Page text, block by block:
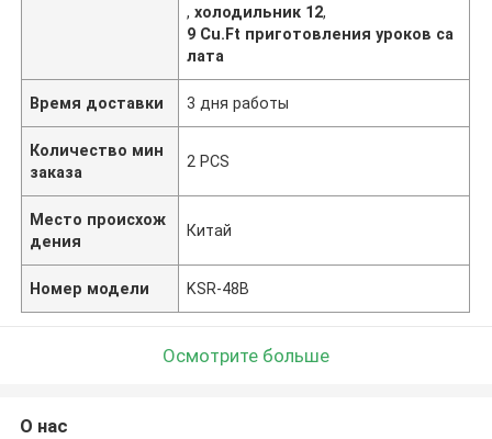
,холодильник 12,
9 Cu.Ft приготовления уроков са
лата
Время доставки 3 дня работы
Количество мин
заказа
2 PCS
Место происхож
дения
Китай
Номер модели KSR-48B
Осмотрите больше
О нас